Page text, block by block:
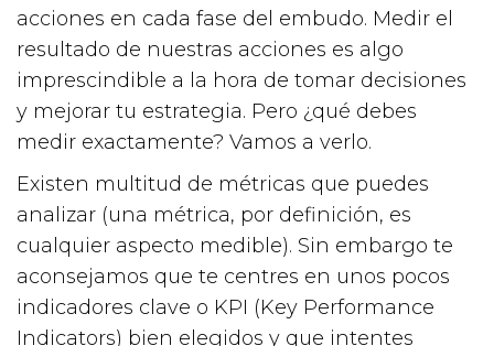
acciones en cada fase del embudo. Medir el
resultado de nuestras acciones es algo
imprescindible a la hora de tomar decisiones
y mejorar tu estrategia. Pero ¿qué debes
medir exactamente? Vamos a verlo.
Existen multitud de métricas que puedes
analizar (una métrica, por definición, es
cualquier aspecto medible). Sin embargo te
aconsejamos que te centres en unos pocos
indicadores clave o KPI (Key Performance
Indicators) bien elegidos y que intentes